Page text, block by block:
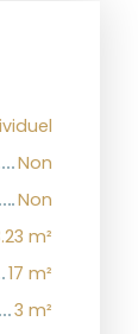
Non
Non
m²
17 m²
3 m²